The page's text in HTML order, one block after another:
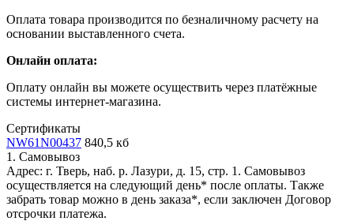
Оплата товара производится по безналичному расчету на
основании выставленного счета.
Онлайн оплата:
Оплату онлайн вы можете осуществить через платёжные
системы интернет-магазина.
Сертификаты
NW61N00437 840,5 кб
1. Самовывоз
Адрес: г. Тверь, наб. р. Лазури, д. 15, стр. 1. Самовывоз
осуществляется на следующий день* после оплаты. Также
забрать товар можно в день заказа*, если заключен Договор
отсрочки платежа.